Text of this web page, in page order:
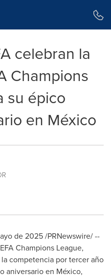
celebran la
Champions
su épico
en México
de 2025/PRNewswire/ --
Champions League,
competencia por tercer año
aniversario en México,